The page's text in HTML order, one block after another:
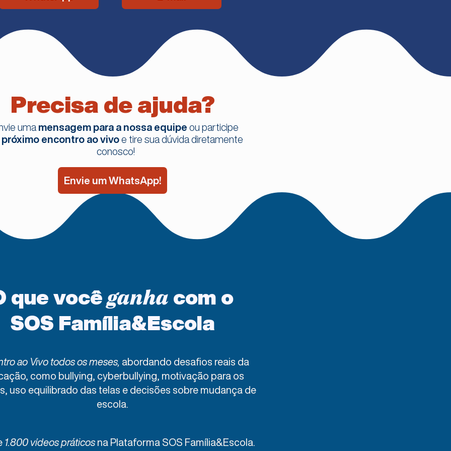
Precisa de ajuda?
umamensagem para a nossa equipeou participe
próximo encontro ao vivoe tire sua dúvida diretamente
conosco!
Envie um WhatsApp!
que vocêganha com o
SOS Família&Escola
ao Vivo todos os meses, abordando desafios reais da
como bullying, cyberbullying, motivação para os
uso equilibrado das telas e decisões sobre mudança de
escola.​
1.800 vídeos práticosna Plataforma SOS Família&Escola.